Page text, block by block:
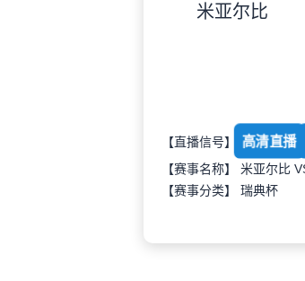
米亚尔比
【直播信号】 高清直播
【赛事名称】 米亚尔比
【赛事分类】 瑞典杯